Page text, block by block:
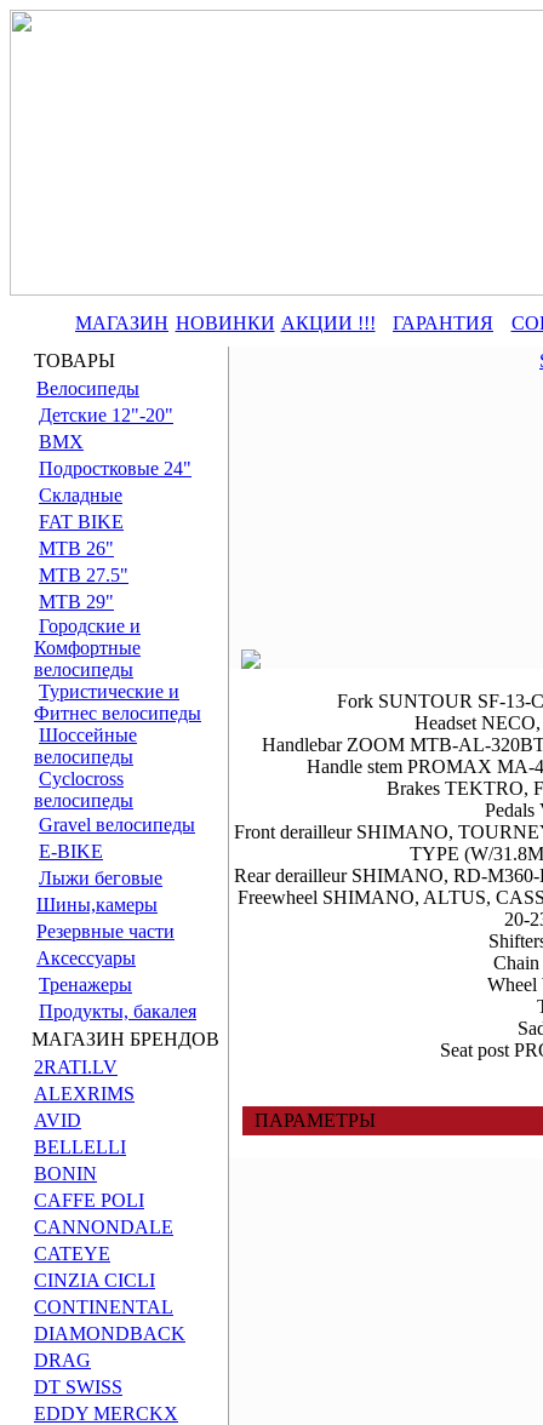
МАГАЗИН НОВИНКИ АКЦИИ !!! ГАРАНТИЯ
ТОВАРЫ
Велосипеды
Детские 12"-20"
BMX
Подростковые 24"
Складные
FAT BIKE
MTB 26"
MTB 27.5"
MTB 29"
Городские и
Комфортные
велосипеды
Туристические и
Фитнес велосипеды
Шоссейные
велосипеды
Cyclocross
велосипеды
Gravel велосипеды
E-BIKE
Лыжи беговые
Шины,камеры
Резервные части
Аксессуары
Тренажеры
Продукты, бакалея
МАГАЗИН БРЕНДОВ
2RATI.LV
ALEXRIMS
AVID
BELLELLI
BONIN
CAFFE POLI
CANNONDALE
CATEYE
CINZIA CICLI
CONTINENTAL
DIAMONDBACK
DRAG
DT SWISS
EDDY MERCKX
Fork SUNTOUR SF-13-
Headset
Handlebar ZOOM MTB-AL-
Handle stem PROMAX MA-
Brakes TEKTRO,
Front derailleur SHIMANO,
TYPE (W/
Rear derailleur SHIMANO, RD-
Freewheel SHIMANO, ALTUS,
20-
Wheel
Seat post
ПАРАМЕТРЫ